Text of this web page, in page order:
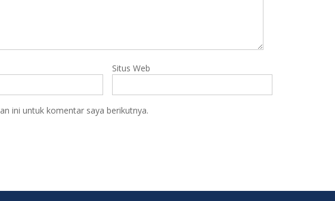
Situs Web
ini untuk komentar saya berikutnya.